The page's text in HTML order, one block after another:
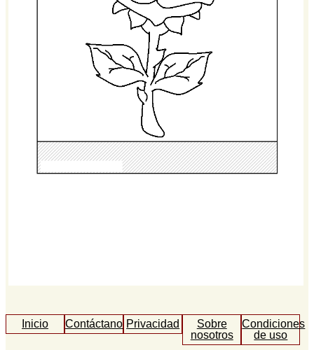
Inicio ContáctanosPrivacidad
Sobre
nosotros
Condiciones
de uso